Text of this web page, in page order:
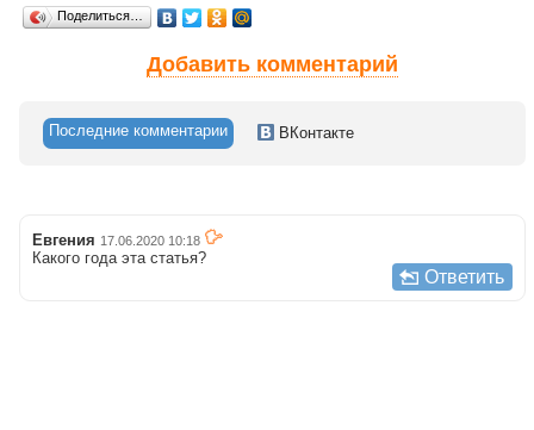
Поделиться…
Добавить комментарий
Последние комментарии ВКонтакте
Евгения 17.06.2020 10:18
Какого года эта статья?
Ответить